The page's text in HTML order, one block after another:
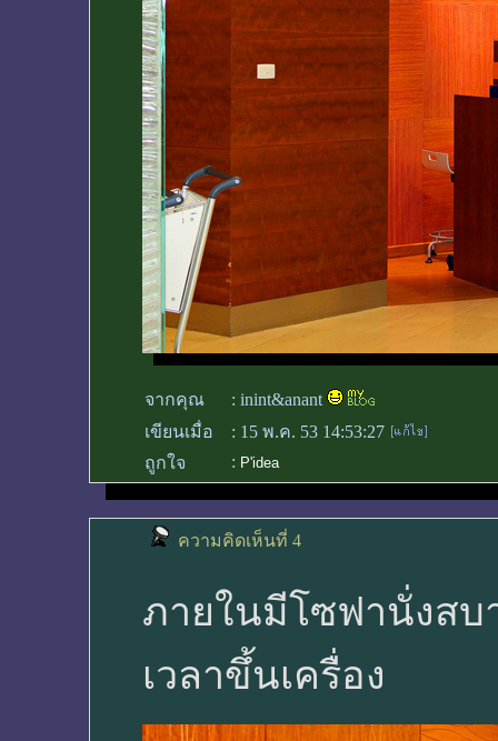
จากคุณ : inint&anant
เขียนเมื่อ
: 15 พ.ค. 53 14:53:27
ถูกใจ
: P'idea
ความคิดเห็นที่ 4
ภายในมีโซฟานั่งส
เวลาขึ้นเครื่อง